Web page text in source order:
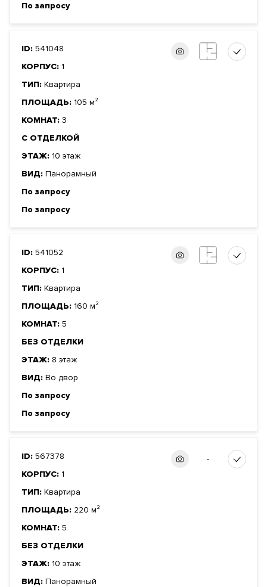
По запросу
ID: 541048
КОРПУС: 1
ТИП: Квартира
ПЛОЩАДЬ: 105 м²
КОМНАТ: 3
С ОТДЕЛКОЙ
ЭТАЖ: 10 этаж
ВИД: Панорамный
По запросу
По запросу
ID: 541052
КОРПУС: 1
ТИП: Квартира
ПЛОЩАДЬ: 160 м²
КОМНАТ: 5
БЕЗ ОТДЕЛКИ
ЭТАЖ: 8 этаж
ВИД: Во двор
По запросу
По запросу
ID: 567378
КОРПУС: 1
ТИП: Квартира
ПЛОЩАДЬ: 220 м²
КОМНАТ: 5
БЕЗ ОТДЕЛКИ
ЭТАЖ: 10 этаж
ВИД: Панорамный
-